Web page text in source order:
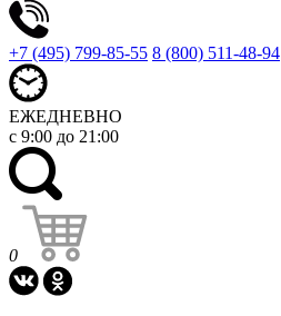
+7 (495) 799-85-55 8 (800) 511-48-94
ЕЖЕДНЕВНО
с 9:00 до 21:00
0